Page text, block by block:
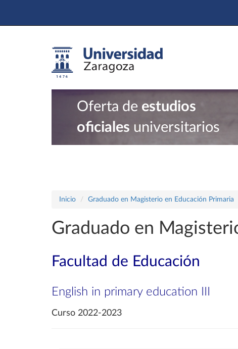
Oferta de estudios
oficiales universitarios
Inicio Graduado en Magisterio en Educación Primaria
Graduado en
Facultad de Educación
English in primary education III
Curso 2022-2023